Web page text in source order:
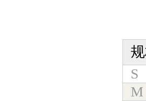
S
M